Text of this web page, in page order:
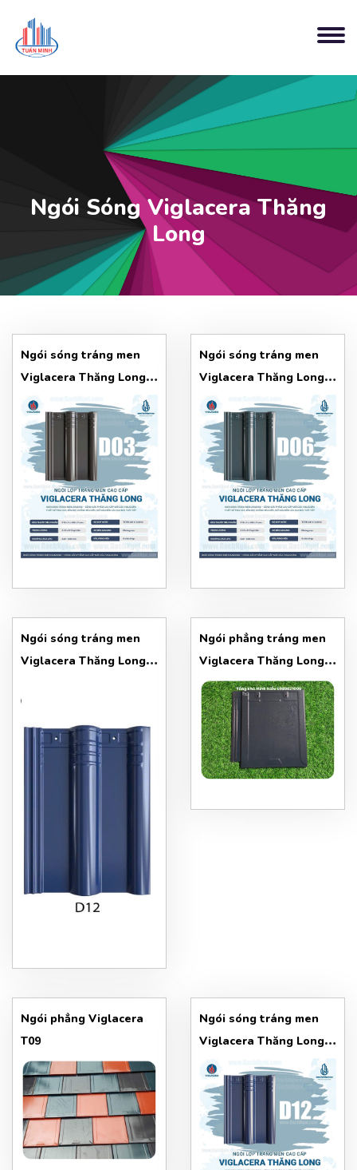
Ngói Sóng Viglacera Thăng
Long
Ngói sóng tráng men
Viglacera Thăng Long
Ngói D03 (Diamond)
Ngói sóng tráng men
Viglacera Thăng Long
Ngói D06 (Diamond)
Ngói sóng tráng men
Viglacera Thăng Long
Ngói phẳng tráng men
Viglacera Thăng Long
T06
Ngói phẳng Viglacera
T09
Ngói sóng tráng men
Viglacera Thăng Long
dòng Ngói D (Diamond)
D12